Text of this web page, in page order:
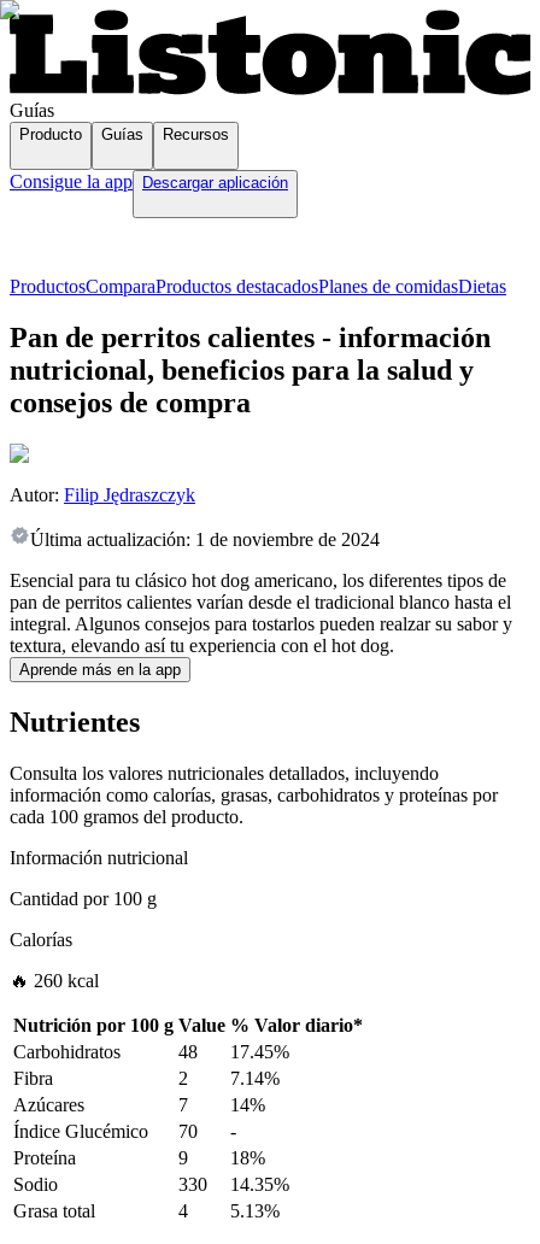
Guías
Producto Guías Recursos
Consigue la app Descargar aplicación
ProductosComparaProductos destacadosPlanes de comidasDietas
Pan de perritos calientes - información
nutricional, beneficios para la salud y
consejos de compra
Autor: Filip Jędraszczyk
Última actualización: 1 de noviembre de 2024
Esencial para tu clásico hot dog americano, los diferentes tipos de
pan de perritos calientes varían desde el tradicional blanco hasta el
integral. Algunos consejos para tostarlos pueden realzar su sabor y
textura, elevando así tu experiencia con el hot dog.
Aprende más en la app
Nutrientes
Consulta los valores nutricionales detallados, incluyendo
información como calorías, grasas, carbohidratos y proteínas por
cada 100 gramos del producto.
Información nutricional
Cantidad por100 g
Calorías
🔥 260 kcal
Nutrición por 100 g Value % Valor diario*
Carbohidratos
48
17.45%
Fibra
2
7.14%
Azúcares
7
14%
Índice Glucémico
70
-
Proteína
9
18%
Sodio
330
14.35%
Grasa total
4 5.13%